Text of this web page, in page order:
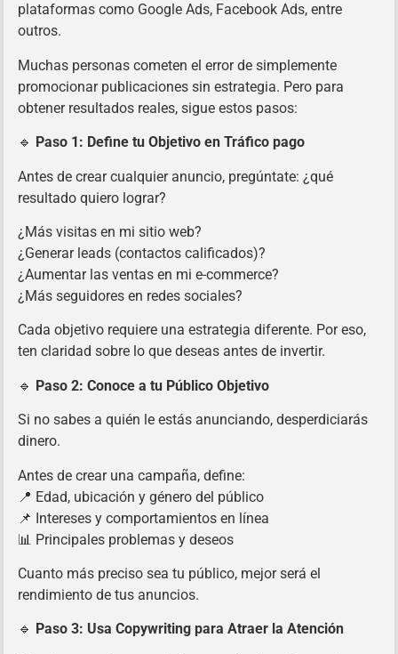
plataformas como Google Ads, Facebook Ads, entre
outros.
Muchas personas cometen el error de simplemente
promocionar publicaciones sin estrategia. Pero para
obtener resultados reales, sigue estos pasos:
🔹 Paso 1: Define tu Objetivo en Tráfico pago
Antes de crear cualquier anuncio, pregúntate: ¿qué
resultado quiero lograr?
¿Más visitas en mi sitio web?
¿Generar leads (contactos calificados)?
¿Aumentar las ventas en mi e-commerce?
¿Más seguidores en redes sociales?
Cada objetivo requiere una estrategia diferente. Por eso,
ten claridad sobre lo que deseas antes de invertir.
🔹 Paso 2: Conoce a tu Público Objetivo
Si no sabes a quién le estás anunciando, desperdiciarás
dinero.
Antes de crear una campaña, define:
📍 Edad, ubicación y género del público
📌 Intereses y comportamientos en línea
📊 Principales problemas y deseos
Cuanto más preciso sea tu público, mejor será el
rendimiento de tus anuncios.
🔹 Paso 3: Usa Copywriting para Atraer la Atención